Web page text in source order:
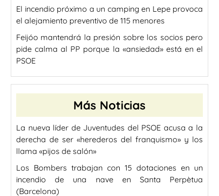
El incendio próximo a un camping en Lepe provoca
el alejamiento preventivo de 115 menores
Feijóo mantendrá la presión sobre los socios pero
pide calma al PP porque la «ansiedad» está en el
PSOE
Más Noticias
La nueva líder de Juventudes del PSOE acusa a la
derecha de ser «herederos del franquismo» y los
llama «pijos de salón»
Los Bombers trabajan con 15 dotaciones en un
incendio de una nave en Santa Perpètua
(Barcelona)